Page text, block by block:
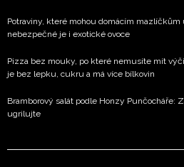
Potraviny, které mohou domácím
nebezpečné je i exotické ovoce
Pizza bez mouky, po které nemusíte mít
je bez lepku, cukru a má více bílkovin
Bramborový salát podle Honzy Punčocháře:
ugrilujte